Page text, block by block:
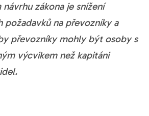
návrhu zákona je snížení
požadavků na převozníky a
převozníky mohly být osoby s
výcvikem než kapitáni